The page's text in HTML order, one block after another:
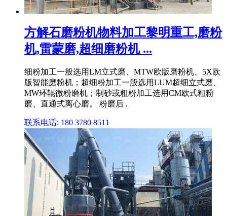
方解石磨粉机物料加工黎明重工,磨粉
机,雷蒙磨,超细磨粉机 ...
细粉加工一般选用LM立式磨、MTW欧版磨粉机、5X欧
版智能磨粉机；超细粉加工一般选用LUM超细立式磨、
MW环辊微粉磨机；制砂或粗粉加工选用CM欧式粗粉
磨、直通式离心磨。 粉磨后 .
联系电话: 180 3780 8511